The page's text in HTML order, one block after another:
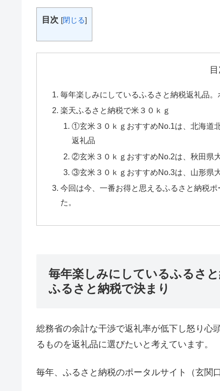
目次 [閉じる]
毎年楽しみにしているふるさと納税返礼品
楽天ふるさと納税で米３０ｋｇ
①玄米３０ｋｇおすすめNo.1は、北海道
返礼品
②玄米３０ｋｇおすすめNo.2は、秋田県
③玄米３０ｋｇおすすめNo.3は、山形県
今回は今、一番お得と思えるふるさと納税
た。
毎年楽しみにしているふるさ
ふるさと納税で決まり
総務省の余計な干渉で返礼率が低下し怒り心
るものを返礼品に選びたいと考えています。
毎年、ふるさと納税のポータルサイト（玄関